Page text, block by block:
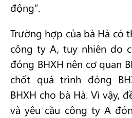
động”.
Trường hợp của bà Hà có
công ty A, tuy nhiên do
đóng BHXH nên cơ quan
chốt quá trình đóng
BHXH cho bà Hà. Vì vậy,
và yêu cầu công ty A